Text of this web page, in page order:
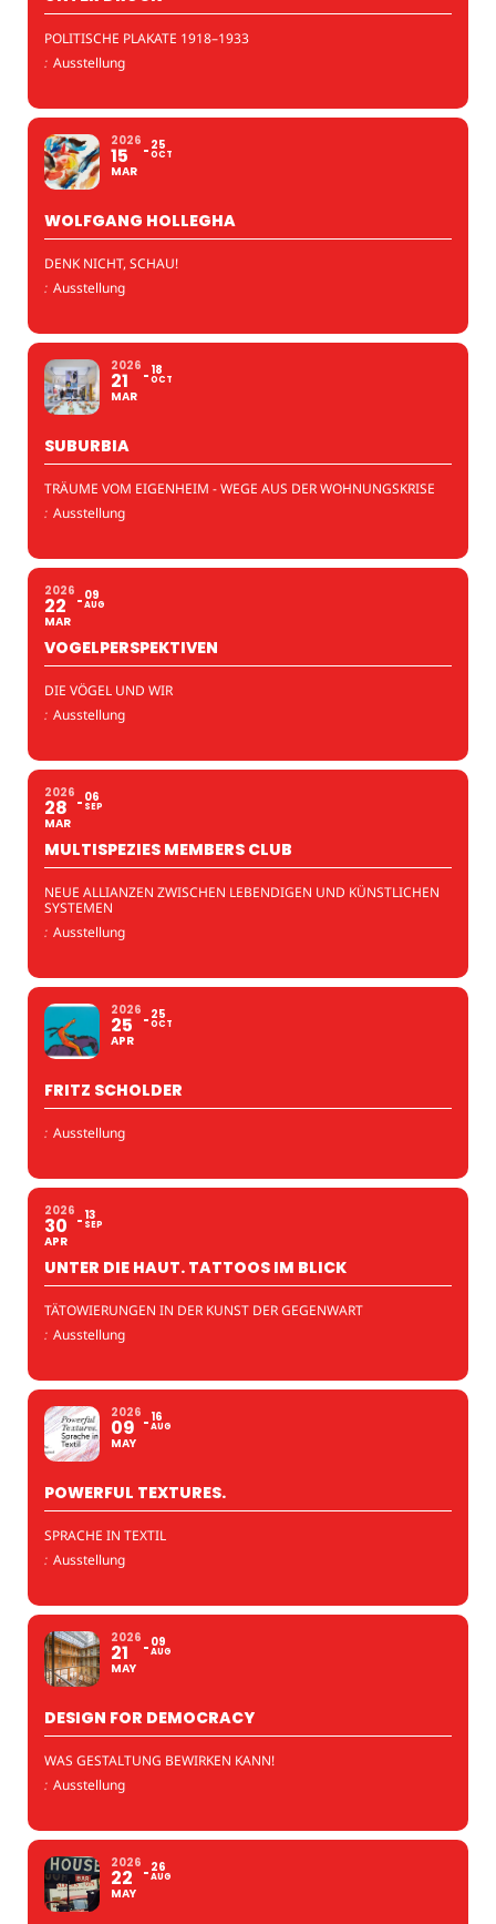
POLITISCHE PLAKATE 1918–1933
: Ausstellung
2026
15
MAR
25
OCT
WOLFGANG HOLLEGHA
DENK NICHT, SCHAU!
: Ausstellung
2026
21
MAR
18
OCT
SUBURBIA
TRÄUME VOM EIGENHEIM - WEGE AUS DER WOHNUNGSKRISE
: Ausstellung
2026
22
MAR
09
AUG
VOGELPERSPEKTIVEN
DIE VÖGEL UND WIR
: Ausstellung
2026
28
MAR
06
SEP
MULTISPEZIES MEMBERS CLUB
NEUE ALLIANZEN ZWISCHEN LEBENDIGEN UND KÜNSTLICHEN
SYSTEMEN
: Ausstellung
2026
25
APR
25
OCT
FRITZ SCHOLDER
: Ausstellung
2026
30
APR
13
SEP
UNTER DIE HAUT. TATTOOS IM BLICK
TÄTOWIERUNGEN IN DER KUNST DER GEGENWART
: Ausstellung
2026
09
MAY
16
AUG
POWERFUL TEXTURES.
SPRACHE IN TEXTIL
: Ausstellung
2026
21
MAY
09
AUG
DESIGN FOR DEMOCRACY
WAS GESTALTUNG BEWIRKEN KANN!
: Ausstellung
2026
22
MAY
26
AUG